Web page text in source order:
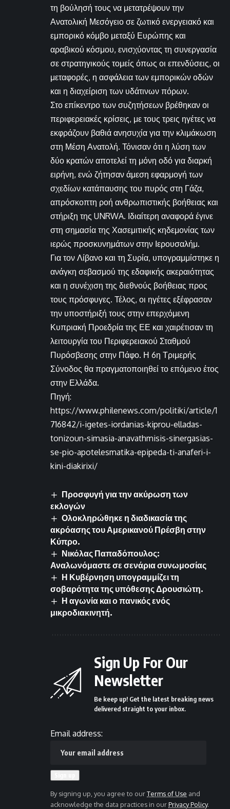
τη βούλησή τους να μετατρέψουν την
Ανατολική Μεσόγειο σε ζωτικό ενεργειακό και
εμπορικό κόμβο μεταξύ Ευρώπης και
αραβικού κόσμου, ενισχύοντας τη συνεργασία
σε στρατηγικούς τομείς όπως οι επενδύσεις, οι
μεταφορές, η ασφάλεια των εμπορικών οδών
και η διαχείριση των υδάτινων πόρων.
Στο επίκεντρο των συζητήσεων βρέθηκαν οι
περιφερειακές κρίσεις, με τους τρεις ηγέτες να
εκφράζουν βαθιά ανησυχία για την κλιμάκωση
στη Μέση Ανατολή. Τόνισαν ότι η λύση των
δύο κρατών αποτελεί τη μόνη οδό για διαρκή
ειρήνη, ενώ ζήτησαν άμεση εφαρμογή των
σχεδίων κατάπαυσης του πυρός στη Γάζα,
απρόσκοπτη ροή ανθρωπιστικής βοήθειας και
στήριξη της UNRWA. Ιδιαίτερη αναφορά έγινε
στη σημασία της Χασεμιτικής κηδεμονίας των
ιερώς προσκυνημάτων στην Ιερουσαλήμ.
Για τον Λίβανο και τη Συρία, υπογραμμίστηκε η
ανάγκη σεβασμού της εδαφικής ακεραιότητας
και η συνέχιση της διεθνούς βοήθειας προς
τους πρόσφυγες. Τέλος, οι ηγέτες εξέφρασαν
την υποστήριξή τους στην επερχόμενη
Κυπριακή Προεδρία της ΕΕ και χαιρέτισαν τη
λειτουργία του Περιφερειακού Σταθμού
Πυρόσβεσης στην Πάφο. Η 6η Τριμερής
Σύνοδος θα πραγματοποιηθεί το επόμενο έτος
στην Ελλάδα.
Πηγή:
https://www.philenews.com/politiki/article/1
716842/i-igetes-iordanias-kiprou-elladas-
tonizoun-simasia-anavathmisis-sinergasias-
se-pio-apotelesmatika-epipeda-ti-anaferi-i-
kini-diakirixi/
Προσφυγή για την ακύρωση των
εκλογών
Ολοκληρώθηκε η διαδικασία της
ακρόασης του Αμερικανού Πρέσβη στην
Κύπρο.
Νικόλας Παπαδόπουλος:
Αναλωνόμαστε σε σενάρια συνωμοσίας
Η Κυβέρνηση υπογραμμίζει τη
σοβαρότητα της υπόθεσης Δρουσιώτη.
Η αγωνία και ο πανικός ενός
μικροδιακινητή.
Sign Up For Our
Newsletter
Be keep up! Get the latest breaking news
delivered straight to your inbox.
Email address:
By signing up, you agree to ourTerms of Use and
acknowledge the data practices in ourPrivacy Policy.